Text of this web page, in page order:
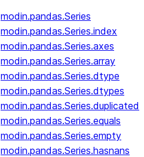
modin.pandas.Series
modin.pandas.Series.index
modin.pandas.Series.axes
modin.pandas.Series.array
modin.pandas.Series.dtype
modin.pandas.Series.dtypes
modin.pandas.Series.duplicated
modin.pandas.Series.equals
modin.pandas.Series.empty
modin.pandas.Series.hasnans